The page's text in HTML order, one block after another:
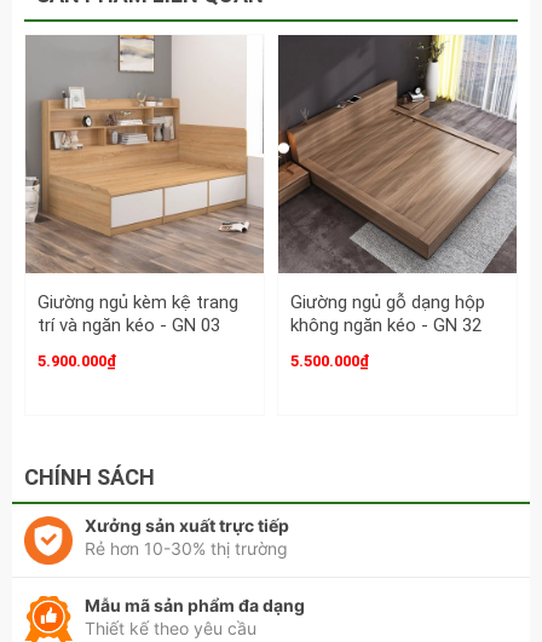
Giường ngủ kèm kệ trang
trí và ngăn kéo - GN 03
5.900.000₫
Giường ngủ gỗ dạng hộp
không ngăn kéo - GN 32
5.500.000₫
CHÍNH SÁCH
Xưởng sản xuất trực tiếp
Rẻ hơn 10-30% thị trường
Mẫu mã sản phẩm đa dạng
Thiết kế theo yêu cầu